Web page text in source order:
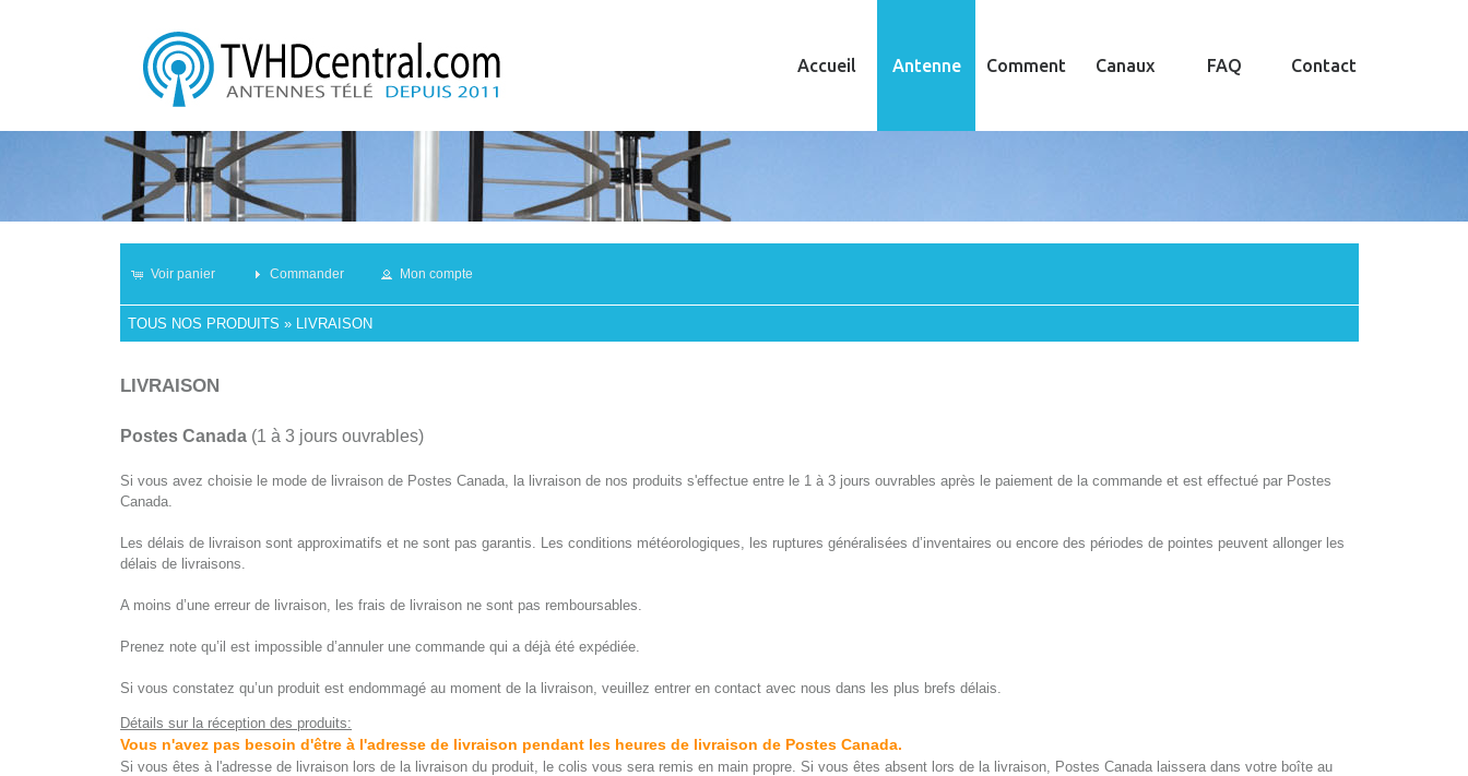
Accueil Antenne Comment Canaux FAQ Contact
Voir panier Commander Mon compte
TOUS NOS PRODUITS » LIVRAISON
LIVRAISON
Postes Canada (1 à 3 jours ouvrables)
Si vous avez choisie le mode de livraison de Postes Canada, la livraison de nos produits s'effectue entre le 1 à 3 jours ouvrables après le paiement de la commande et est effectué par Postes
Canada.
Les délais de livraison sont approximatifs et ne sont pas garantis. Les conditions météorologiques, les ruptures généralisées d’inventaires ou encore des périodes de pointes peuvent allonger les
délais de livraisons.
A moins d’une erreur de livraison, les frais de livraison ne sont pas remboursables.
Prenez note qu’il est impossible d’annuler une commande qui a déjà été expédiée.
Si vous constatez qu’un produit est endommagé au moment de la livraison, veuillez entrer en contact avec nous dans les plus brefs délais.
Détails sur la réception des produits:
Vous n'avez pas besoin d'être à l'adresse de livraison pendant les heures de livraison de Postes Canada.
Si vous êtes à l'adresse de livraison lors de la livraison du produit, le colis vous sera remis en main propre. Si vous êtes absent lors de la livraison, Postes Canada laissera dans votre boîte au